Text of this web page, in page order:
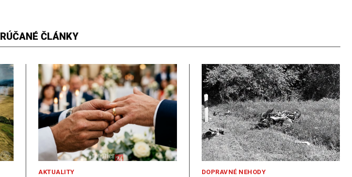
ČLÁNKY
AKTUALITY DOPRAVNÉ NEHODY